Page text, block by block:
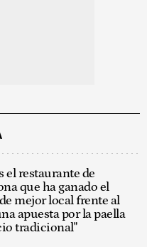
el restaurante de
que ha ganado el
mejor local frente al
apuesta por la paella
tradicional"